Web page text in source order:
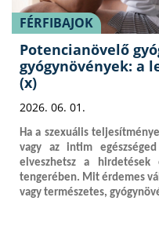
FÉRFIBAJOK
Potencianövelő
gyógynövények: a
(x)
2026. 06. 01.
Ha a szexuális
vagy az intim
elveszhetsz a
tengerében. Mit érdemes
vagy természetes,